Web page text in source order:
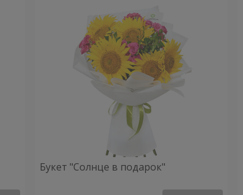
Букет "Солнце в подарок"